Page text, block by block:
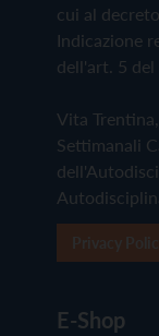
cui al
Indicazione
dell'art. 5 del
Vita
Settimanali
E-Shop